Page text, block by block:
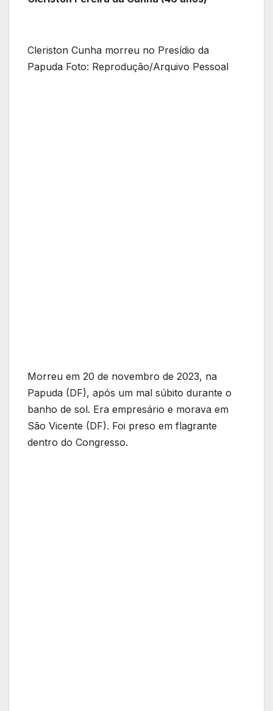
Cleriston Cunha morreu no Presídio da
Papuda Foto: Reprodução/Arquivo Pessoal
Morreu em 20 de novembro de 2023, na
Papuda (DF), após um mal súbito durante o
banho de sol. Era empresário e morava em
São Vicente (DF). Foi preso em flagrante
dentro do Congresso.